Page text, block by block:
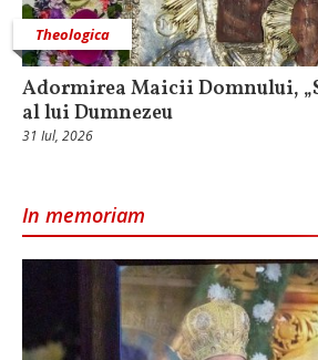
Theologica
Adormirea Maicii Domnului,
al lui Dumnezeu
31 Iul, 2026
In memoriam